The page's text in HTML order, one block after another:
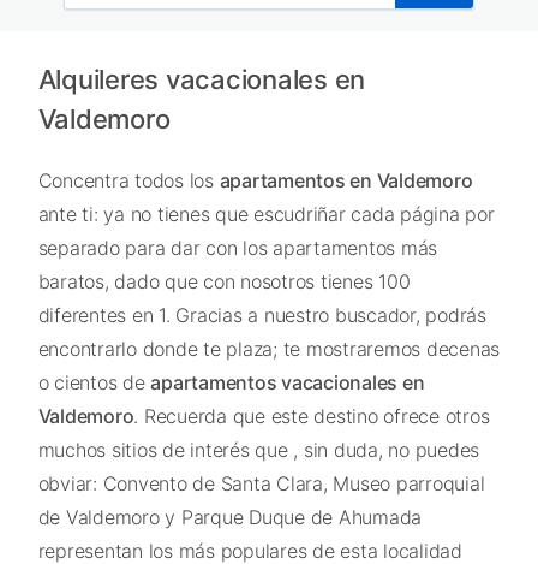
Alquileres vacacionales en
Valdemoro
Concentra todos los apartamentos en Valdemoro
ante ti: ya no tienes que escudriñar cada página por
separado para dar con los apartamentos más
baratos, dado que con nosotros tienes 100
diferentes en 1. Gracias a nuestro buscador, podrás
encontrarlo donde te plaza; te mostraremos decenas
o cientos deapartamentos vacacionales en
Valdemoro. Recuerda que este destino ofrece otros
muchos sitios de interés que , sin duda, no puedes
obviar: Convento de Santa Clara, Museo parroquial
de Valdemoro y Parque Duque de Ahumada
representan los más populares de esta localidad